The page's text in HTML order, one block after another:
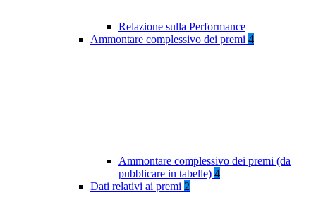
Relazione sulla Performance
Ammontare complessivo dei premi 4
Ammontare complessivo dei premi (da
pubblicare in tabelle) 4
Dati relativi ai premi 2